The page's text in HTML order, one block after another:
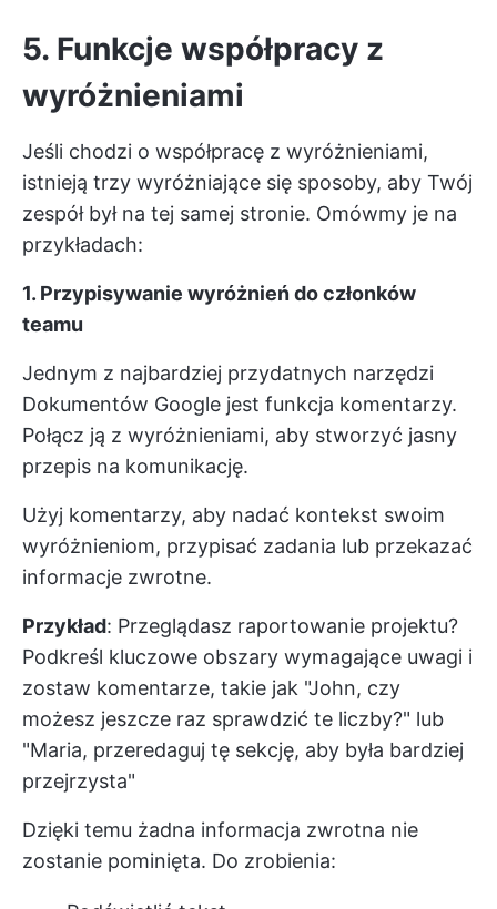
5. Funkcje współpracy z
wyróżnieniami
Jeśli chodzi o współpracę z wyróżnieniami,
istnieją trzy wyróżniające się sposoby, aby Twój
zespół był na tej samej stronie. Omówmy je na
przykładach:
1. Przypisywanie wyróżnień do członków
teamu
Jednym z najbardziej przydatnych narzędzi
Dokumentów Google jest funkcja komentarzy.
Połącz ją z wyróżnieniami, aby stworzyć jasny
przepis na komunikację.
Użyj komentarzy, aby nadać kontekst swoim
wyróżnieniom, przypisać zadania lub przekazać
informacje zwrotne.
Przykład: Przeglądasz raportowanie projektu?
Podkreśl kluczowe obszary wymagające uwagi i
zostaw komentarze, takie jak "John, czy
możesz jeszcze raz sprawdzić te liczby?" lub
"Maria, przeredaguj tę sekcję, aby była bardziej
przejrzysta"
Dzięki temu żadna informacja zwrotna nie
zostanie pominięta. Do zrobienia: